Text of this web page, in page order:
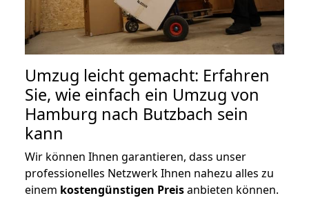
Umzug leicht gemacht: Erfahren
Sie, wie einfach ein Umzug von
Hamburg nach Butzbach sein
kann
Wir können Ihnen garantieren, dass unser
professionelles Netzwerk Ihnen nahezu alles zu
einem kostengünstigen Preisanbieten können.